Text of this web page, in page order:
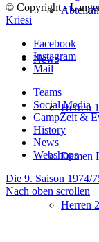
News
Herren 1
Damen
Herren 2
© Copyright -
Kriesi
Facebook
Instagram
Mail
Teams
Social Media
CampZeit &
History
News
Webshops
Die 9. Saison 1974/
Nach oben scrollen